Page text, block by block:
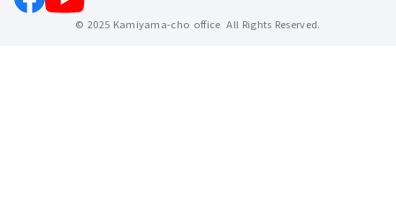
© 2025 Kamiyama-cho office All Rights Reserved.